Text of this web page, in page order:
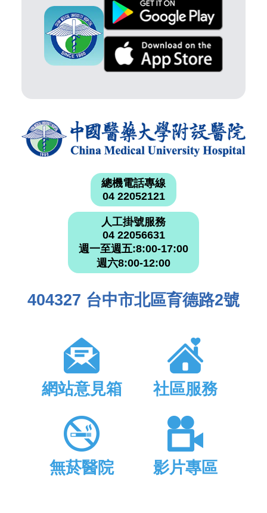
總機電話專線
04 22052121
人工掛號服務
04 22056631
週一至週五:8:00-17:00
週六8:00-12:00
404327 台中市北區育德路2號
網站意見箱 社區服務
無菸醫院 影片專區